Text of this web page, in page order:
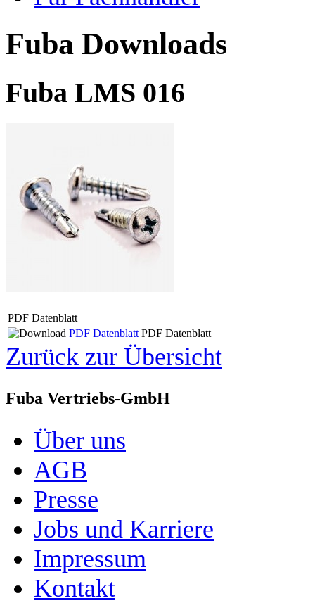
Fuba Downloads
Fuba LMS 016
PDF Datenblatt
PDF Datenblatt PDF Datenblatt
Zurück zur Übersicht
Fuba Vertriebs-GmbH
Über uns
AGB
Presse
Jobs und Karriere
Impressum
Kontakt